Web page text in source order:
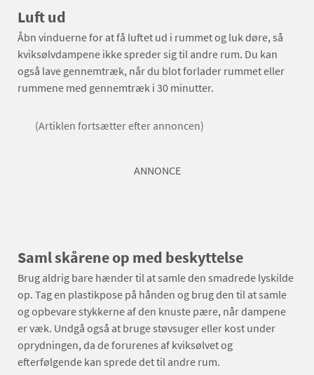
Luft ud
Åbn vinduerne for at få luftet ud i rummet og luk døre, så
kviksølvdampene ikke spreder sig til andre rum. Du kan
også lave gennemtræk, når du blot forlader rummet eller
rummene med gennemtræk i 30 minutter.
(Artiklen fortsætter efter annoncen)
ANNONCE
Saml skårene op med beskyttelse
Brug aldrig bare hænder til at samle den smadrede lyskilde
op. Tag en plastikpose på hånden og brug den til at samle
og opbevare stykkerne af den knuste pære, når dampene
er væk. Undgå også at bruge støvsuger eller kost under
oprydningen, da de forurenes af kviksølvet og
efterfølgende kan sprede det til andre rum.